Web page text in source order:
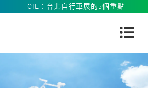
CIE：台北自行車展的5個重點